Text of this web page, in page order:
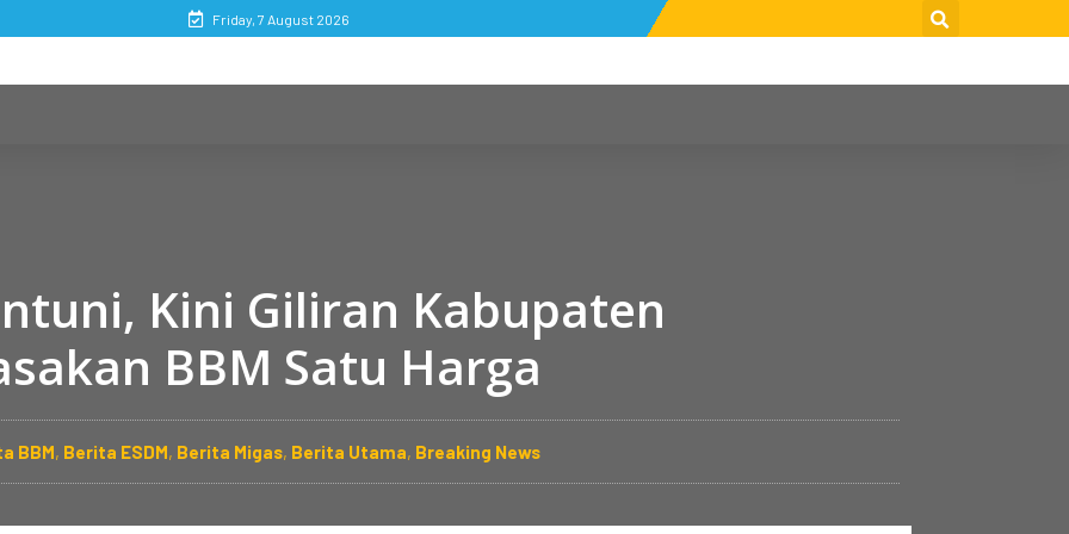
Friday, 7 August 2026
Kini Giliran Kabupaten
BBM Satu Harga
BBM, Berita ESDM, Berita Migas, Berita Utama, Breaking News